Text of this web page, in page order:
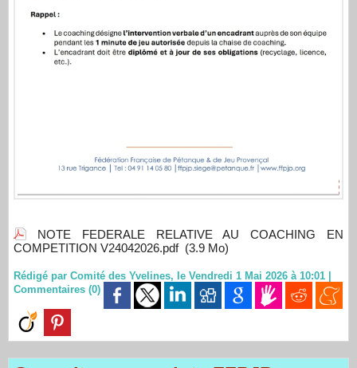
NOTE FEDERALE RELATIVE AU COACHING EN
COMPETITION V24042026.pdf (3.9 Mo)
Rédigé par Comité des Yvelines, le Vendredi 1 Mai 2026 à 10:01
Commentaires (0)